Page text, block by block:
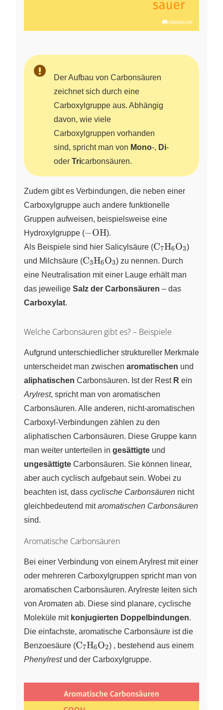
Der Aufbau von Carbonsäuren
zeichnet sich durch eine
Carboxylgruppe aus. Abhängig
davon, wie viele
Carboxylgruppen vorhanden
sind, spricht man von Mono-, Di-
oder Tricarbonsäuren.
Zudem gibt es Verbindungen, die neben einer
Carboxylgruppe auch andere funktionelle
Gruppen aufweisen, beispielsweise eine
Hydroxylgruppe (\ce{-
OH}
−OH).
Als Beispiele sind hier Salicylsäure (\ce{C7H6O3}
CX
7HX
6OX
3)
und Milchsäure (\ce{C3H6O3}
CX
3HX
6OX
3) zu nennen. Durch
eine Neutralisation mit einer Lauge erhält man
das jeweilige Salz der Carbonsäuren – das
Carboxylat.
Welche Carbonsäuren gibt es? – Beispiele
Aufgrund unterschiedlicher struktureller Merkmale
unterscheidet man zwischen aromatischen und
aliphatischen Carbonsäuren. Ist der Rest R ein
Arylrest, spricht man von aromatischen
Carbonsäuren. Alle anderen, nicht-aromatischen
Carboxyl-Verbindungen zählen zu den
aliphatischen Carbonsäuren. Diese Gruppe kann
man weiter unterteilen in gesättigte und
ungesättigte Carbonsäuren. Sie können linear,
aber auch cyclisch aufgebaut sein. Wobei zu
beachten ist, dass cyclische Carbonsäuren nicht
gleichbedeutend mitaromatischen Carbonsäuren
sind.
Aromatische Carbonsäuren
Bei einer Verbindung von einem Arylrest mit einer
oder mehreren Carboxylgruppen spricht man von
aromatischen Carbonsäuren. Arylreste leiten sich
von Aromaten ab. Diese sind planare, cyclische
Moleküle mit konjugierten Doppelbindungen.
Die einfachste, aromatische Carbonsäure ist die
Benzoesäure (\ce{C7H6O2}
CX
7HX
6OX
2) , bestehend aus einem
Phenylrestund der Carboxylgruppe.